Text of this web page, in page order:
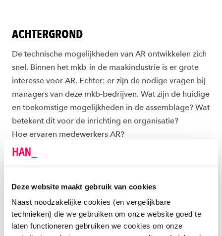
Deze website maakt gebruik van cookies
Naast noodzakelijke cookies (en vergelijkbare
technieken) die we gebruiken om onze website goed te
laten functioneren gebruiken we cookies om onze
ACHTERGROND
De technische mogelijkheden van AR ontwikkelen zich
snel. Binnen het mkb in de maakindustrie is er grote
interesse voor AR. Echter: er zijn de nodige vragen bij
managers van deze mkb-bedrijven. Wat zijn de huidige
en toekomstige mogelijkheden in de assemblage? Wat
betekent dit voor de inrichting en organisatie?
Hoe ervaren medewerkers AR?
Lector Jannes Slomp
06-22 82 89 00